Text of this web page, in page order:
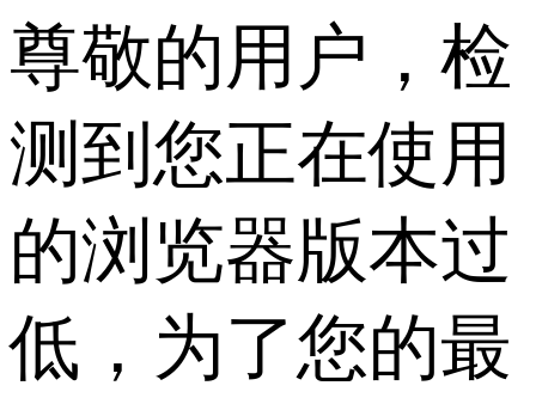
尊敬的用户，检
测到您正在使用
的浏览器版本过
低，为了您的最